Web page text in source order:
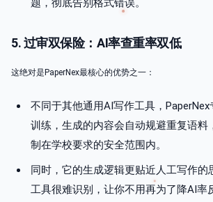
题，彻底告别格式错误。
5. 过审双保险：AI率查重率双低
这绝对是PaperNex最核心的优势之一：
不同于其他通用AI写作工具，
训练，生成的内容会自动规避重复语料
制在学校要求的安全范围内。
同时，它的生成逻辑更贴近人工写作的
工具很难识别，让你不用再为了降AI率